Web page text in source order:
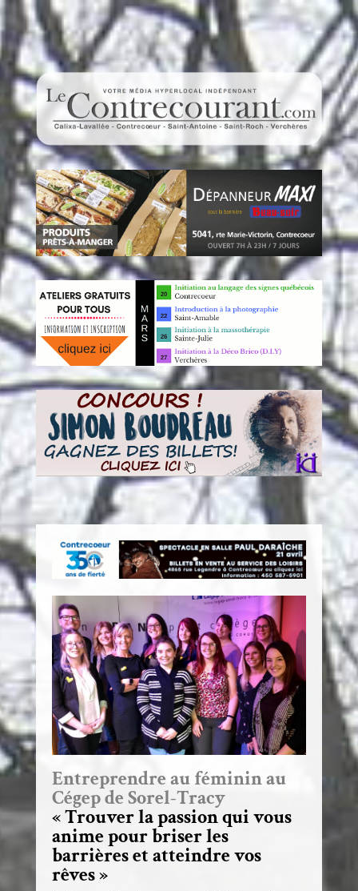
Entreprendre au féminin au
Cégep de Sorel-Tracy
« Trouver la passion qui vous
anime pour briser les
barrières et atteindre vos
rêves »